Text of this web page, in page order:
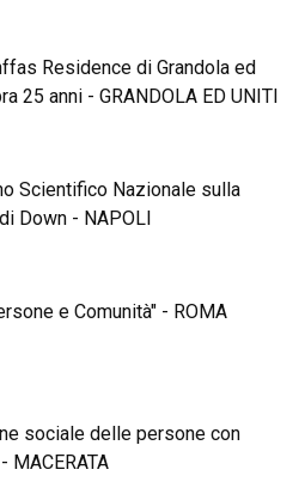
Residence di Grandola ed
25 anni - GRANDOLA ED UNITI
Scientifico Nazionale sulla
Down - NAPOLI
e Comunità" - ROMA
sociale delle persone con
MACERATA